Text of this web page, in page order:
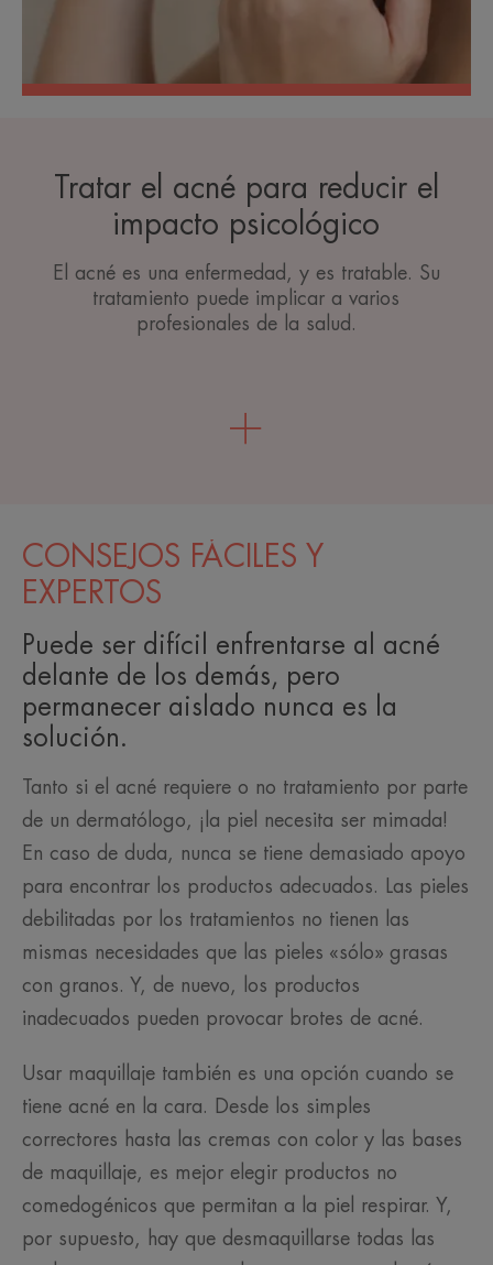
Tratar el acné para reducir el
impacto psicológico
El acné es una enfermedad, y es tratable. Su
tratamiento puede implicar a varios
profesionales de la salud.
CONSEJOS FÁCILES Y
EXPERTOS
Puede ser difícil enfrentarse al acné
delante de los demás, pero
permanecer aislado nunca es la
solución.
Tanto si el acné requiere o no tratamiento por parte
de un dermatólogo, ¡la piel necesita ser mimada!
En caso de duda, nunca se tiene demasiado apoyo
para encontrar los productos adecuados. Las pieles
debilitadas por los tratamientos no tienen las
mismas necesidades que las pieles «sólo» grasas
con granos. Y, de nuevo, los productos
inadecuados pueden provocar brotes de acné.
Usar maquillaje también es una opción cuando se
tiene acné en la cara. Desde los simples
correctores hasta las cremas con color y las bases
de maquillaje, es mejor elegir productos no
comedogénicos que permitan a la piel respirar. Y,
por supuesto, hay que desmaquillarse todas las